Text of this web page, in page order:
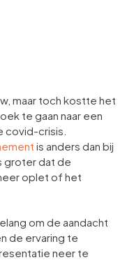
maar toch kostte het
te gaan naar een
covid-crisis.
is anders dan bij
groter dat de
oplet of het
om de aandacht
de ervaring te
neer te